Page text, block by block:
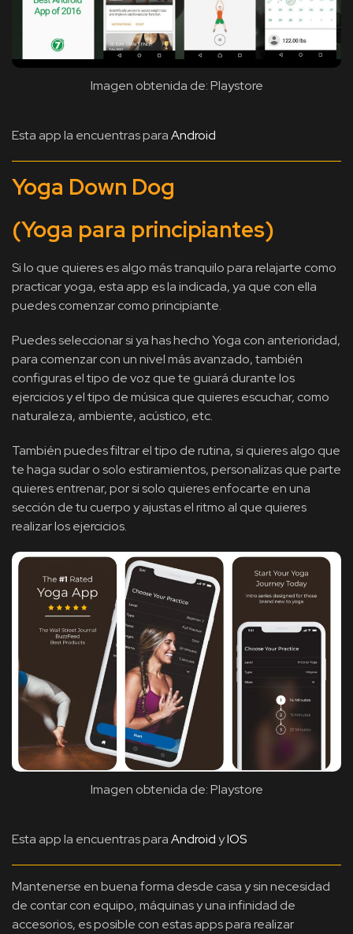
Imagen obtenida de: Playstore
Esta app la encuentras paraAndroid
Yoga Down Dog
(Yoga para principiantes)
Si lo que quieres es algo más tranquilo para relajarte como
practicar yoga, esta app es la indicada, ya que con ella
puedes comenzar como principiante.
Puedes seleccionar si ya has hecho Yoga con anterioridad,
para comenzar con un nivel más avanzado, también
configuras el tipo de voz que te guiará durante los
ejercicios y el tipo de música que quieres escuchar, como
naturaleza, ambiente, acústico, etc.
También puedes filtrar el tipo de rutina, si quieres algo que
te haga sudar o solo estiramientos, personalizas que parte
quieres entrenar, por si solo quieres enfocarte en una
sección de tu cuerpo y ajustas el ritmo al que quieres
realizar los ejercicios.
Imagen obtenida de: Playstore
Esta app la encuentras paraAndroidyIOS
Mantenerse en buena forma desde casa y sin necesidad
de contar con equipo, máquinas y una infinidad de
accesorios, es posible con estas apps para realizar